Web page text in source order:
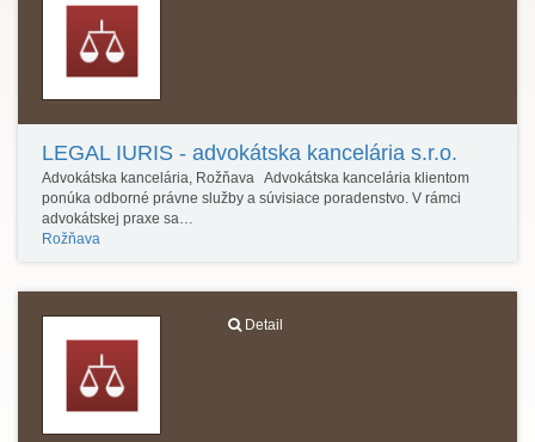
LEGAL IURIS - advokátska kancelária s.r.o.
Advokátska kancelária, Rožňava Advokátska kancelária klientom
ponúka odborné právne služby a súvisiace poradenstvo. V rámci
advokátskej praxe sa…
Rožňava
Detail